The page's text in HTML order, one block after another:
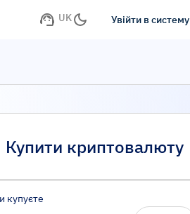
UK Увійти в систему
Купити криптовалюту
купуєте